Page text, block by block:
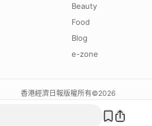
Beauty
Food
Blog
e-zone
香港經濟日報版權所有©2026